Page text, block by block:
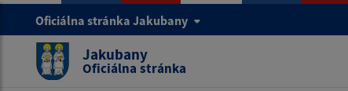
Oficiálna stránka Jakubany
Jakubany
Oficiálna stránka